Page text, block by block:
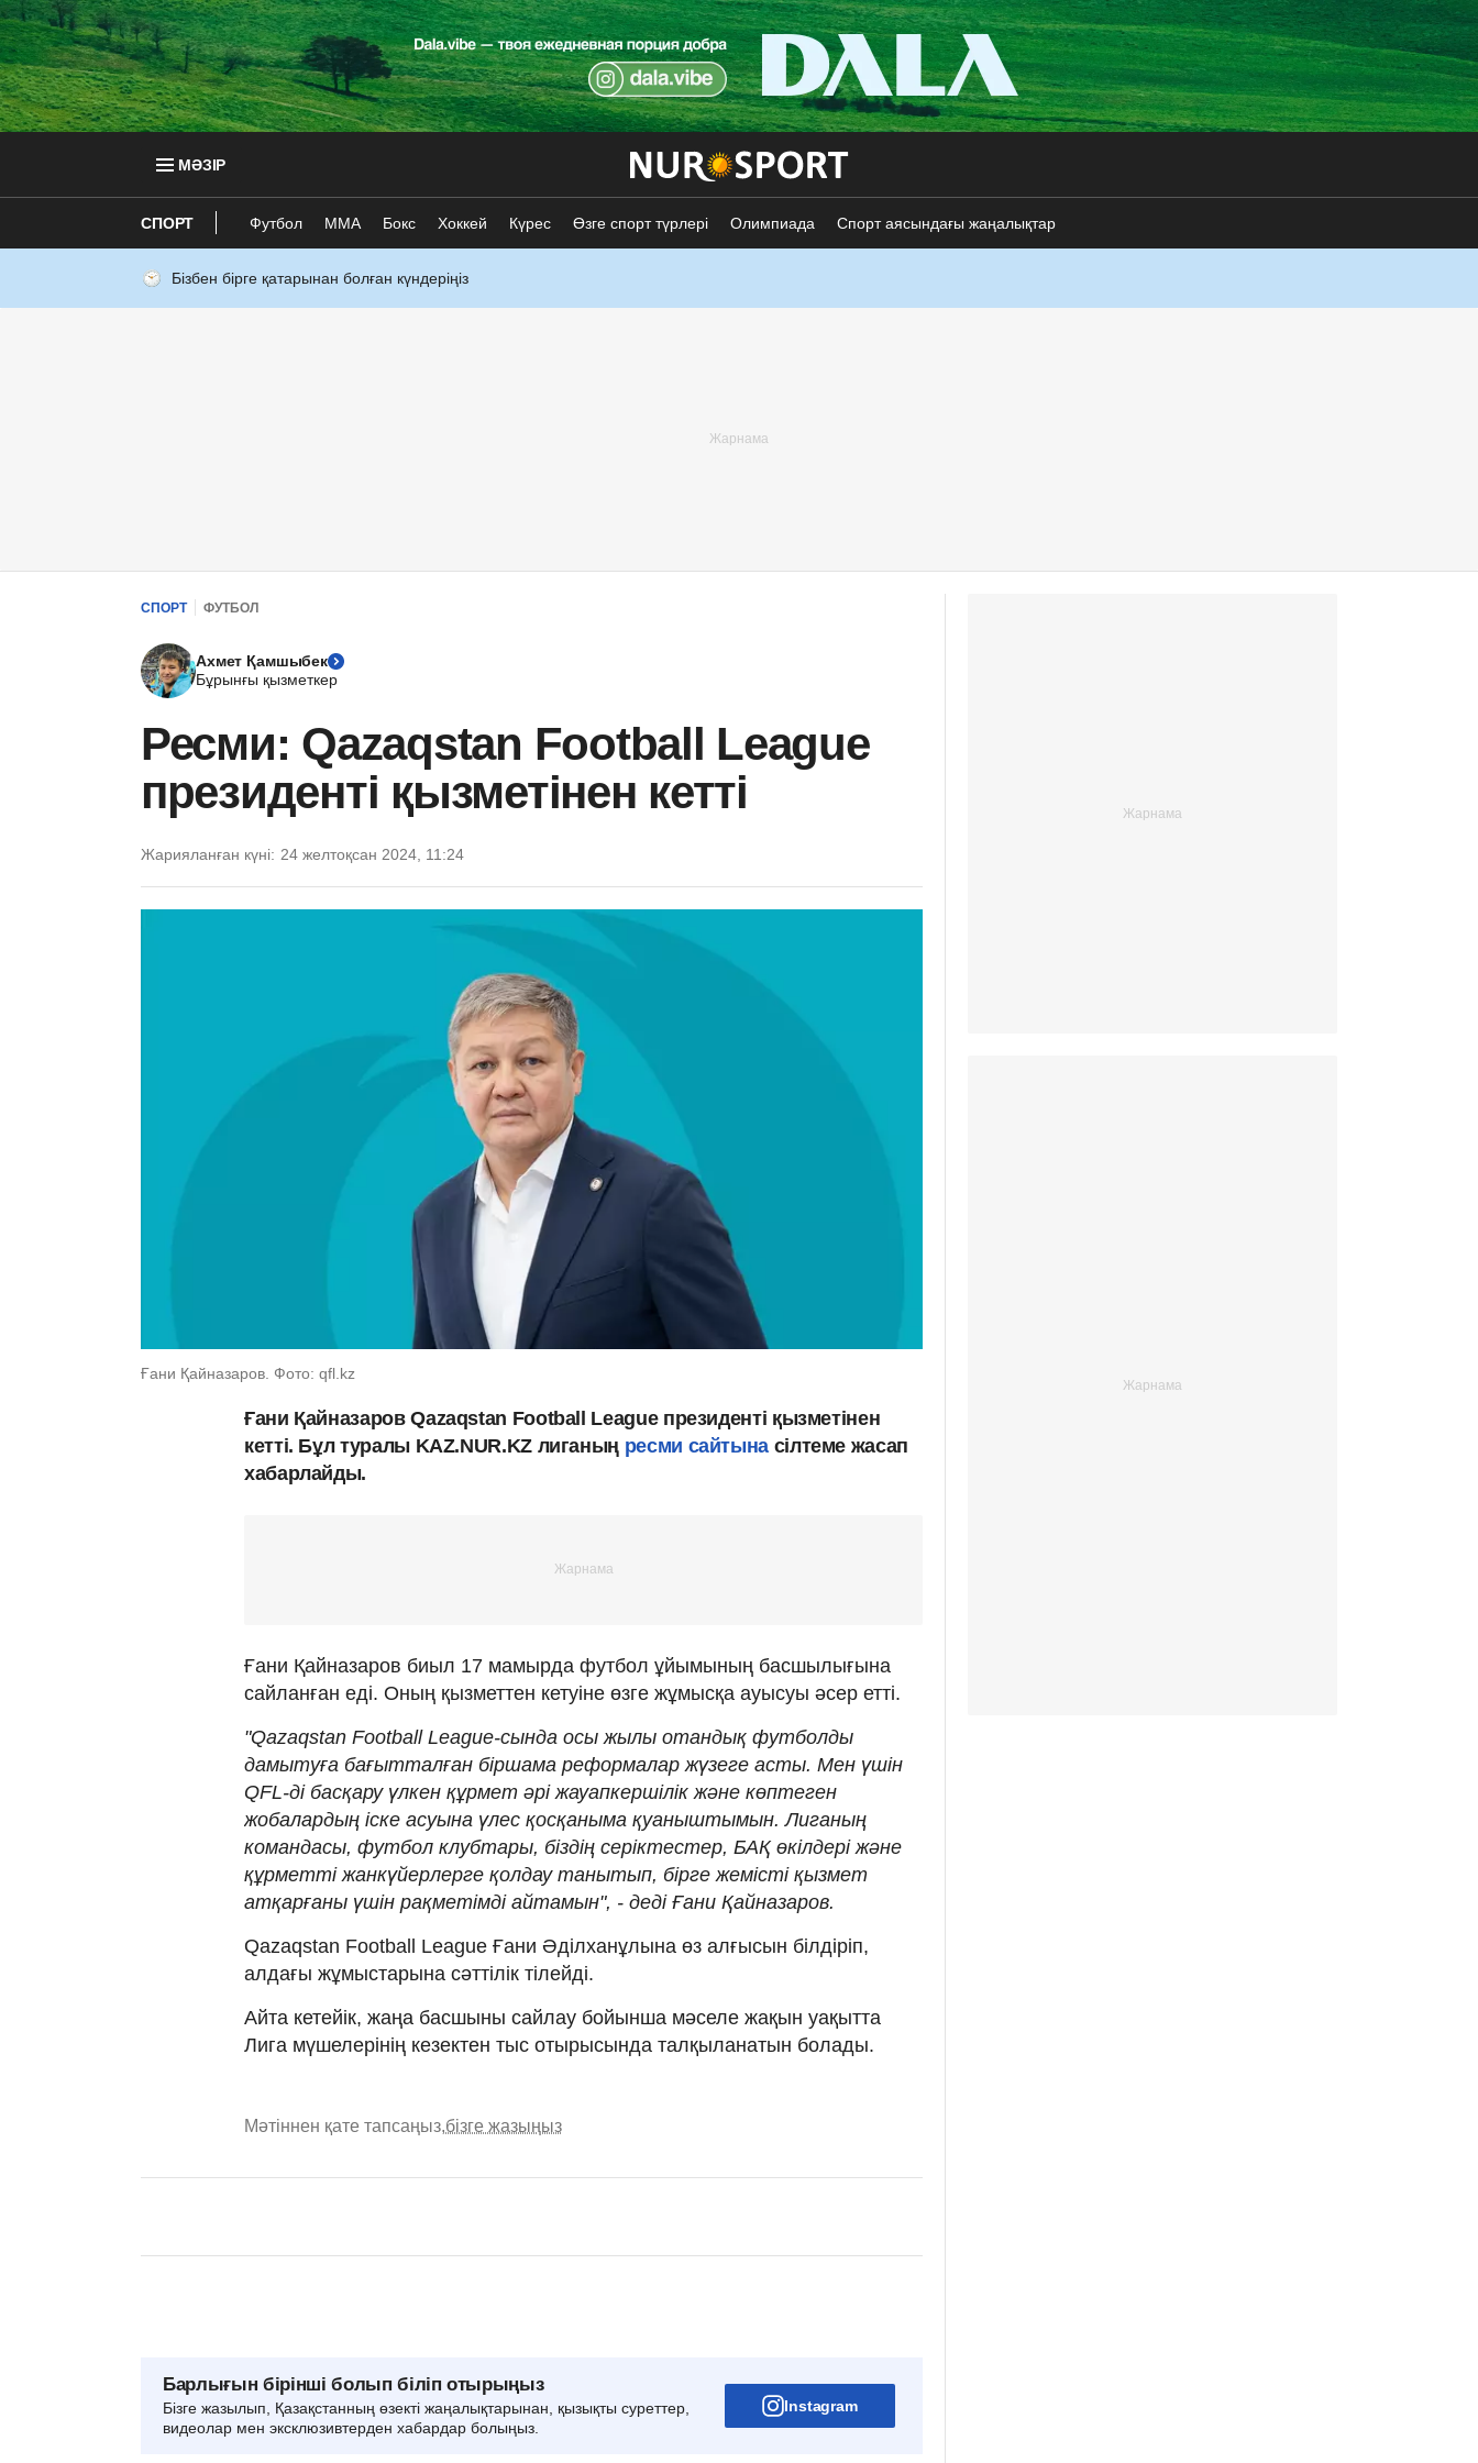
МӘЗІР
СПОРТ Футбол ММА Бокс Хоккей Күрес Өзге спорт түрлері Олимпиада Спорт аясындағы жаңалықтар
Бізбен бірге қатарынан болған күндеріңіз
СПОРТ ФУТБОЛ
Ахмет Қамшыбек
Бұрынғы қызметкер
Ресми: Qazaqstan Football League
президенті қызметінен кетті
Жарияланған күні: 24 желтоқсан 2024, 11:24
Ғани Қайназаров. Фото: qfl.kz
Ғани Қайназаров Qazaqstan Football League президенті қызметінен
кетті. Бұл туралы KAZ.NUR.KZ лиганың ресми сайтына сілтеме жасап
хабарлайды.
Ғани Қайназаров биыл 17 мамырда футбол ұйымының басшылығына
сайланған еді. Оның қызметтен кетуіне өзге жұмысқа ауысуы әсер етті.
"Qazaqstan Football League-сында осы жылы отандық футболды
дамытуға бағытталған біршама реформалар жүзеге асты. Мен үшін
QFL-ді басқару үлкен құрмет әрі жауапкершілік және көптеген
жобалардың іске асуына үлес қосқаныма қуаныштымын. Лиганың
командасы, футбол клубтары, біздің серіктестер, БАҚ өкілдері және
құрметті жанкүйерлерге қолдау танытып, бірге жемісті қызмет
атқарғаны үшін рақметімді айтамын", - деді Ғани Қайназаров.
Qazaqstan Football League Ғани Әділханұлына өз алғысын білдіріп,
алдағы жұмыстарына сәттілік тілейді.
Айта кетейік, жаңа басшыны сайлау бойынша мәселе жақын уақытта
Лига мүшелерінің кезектен тыс отырысында талқыланатын болады.
Мәтіннен қате тапсаңыз,бізге жазыңыз
Барлығын бірінші болып біліп отырыңыз
Бізге жазылып, Қазақстанның өзекті жаңалықтарынан, қызықты суреттер,
видеолар мен эксклюзивтерден хабардар болыңыз.
Instagram